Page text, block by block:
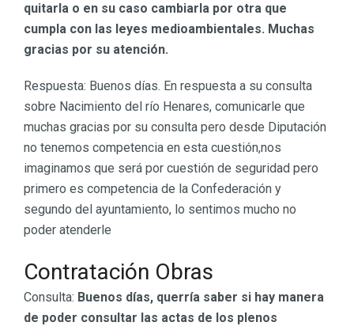
quitarla o en su caso cambiarla por otra que
cumpla con las leyes medioambientales. Muchas
gracias por su atención.
Respuesta: Buenos días. En respuesta a su consulta
sobre Nacimiento del río Henares, comunicarle que
muchas gracias por su consulta pero desde Diputación
no tenemos competencia en esta cuestión,nos
imaginamos que será por cuestión de seguridad pero
primero es competencia de la Confederación y
segundo del ayuntamiento, lo sentimos mucho no
poder atenderle
Contratación Obras
Consulta: Buenos días, querría saber si hay manera
de poder consultar las actas de los plenos